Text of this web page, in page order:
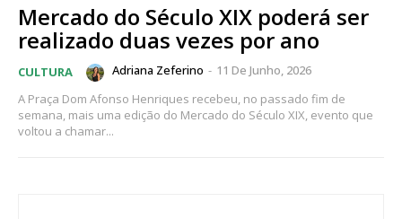
Mercado do Século XIX poderá ser
realizado duas vezes por ano
CULTURA Adriana Zeferino - 11 De Junho, 2026
A Praça Dom Afonso Henriques recebeu, no passado fim de
semana, mais uma edição do Mercado do Século XIX, evento que
voltou a chamar...